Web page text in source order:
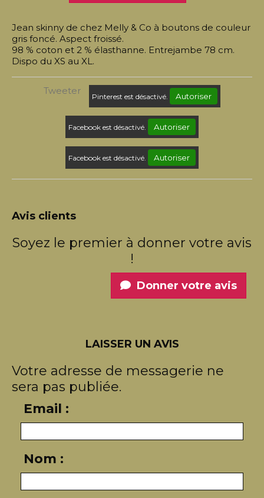
Jean skinny de chez Melly & Co à boutons de couleur
gris foncé. Aspect froissé.
98 % coton et 2 % élasthanne. Entrejambe 78 cm.
Dispo du XS au XL.
Tweeter
Pinterest est désactivé. Autoriser
Facebook est désactivé. Autoriser
Facebook est désactivé. Autoriser
Avis clients
Soyez le premier à donner votre avis
!
Donner votre avis
LAISSER UN AVIS
Votre adresse de messagerie ne
sera pas publiée.
Email :
Nom :